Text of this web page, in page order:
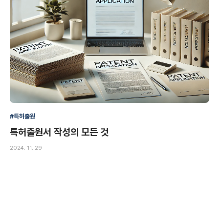
#특허출원
특허출원서 작성의 모든 것
2024. 11. 29